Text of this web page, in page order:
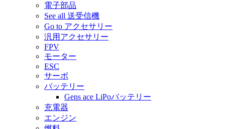
電子部品
See all 送受信機
Go to アクセサリー
汎用アクセサリー
FPV
モーター
ESC
サーボ
バッテリー
Gens ace LiPoバッテリー
充電器
エンジン